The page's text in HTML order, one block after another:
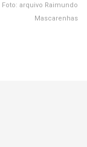
arquivo Raimundo
Mascarenhas